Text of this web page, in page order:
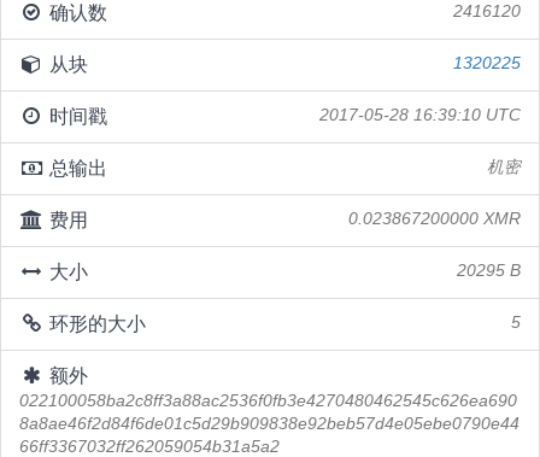
确认数 2416120
从块 1320225
时间戳 2017-05-28 16:39:10 UTC
总输出 机密
费用 0.023867200000 XMR
大小 20295 B
环形的大小 5
额外
022100058ba2c8ff3a88ac2536f0fb3e4270480462545c626ea690
8a8ae46f2d84f6de01c5d29b909838e92beb57d4e05ebe0790e44
66ff3367032ff262059054b31a5a2